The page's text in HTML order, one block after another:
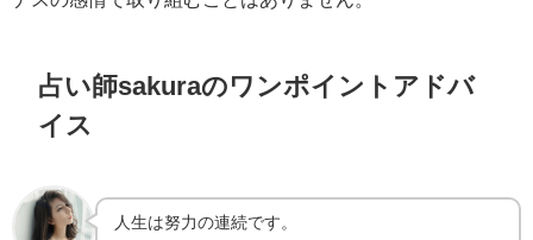
占い師sakuraのワンポイントアドバ
イス
人生は努力の連続です。